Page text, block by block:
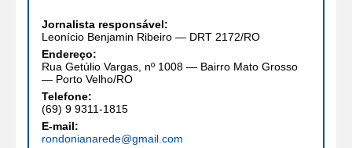
Jornalista responsável:
Leonício Benjamin Ribeiro — DRT 2172/RO
Endereço:
Rua Getúlio Vargas, nº 1008 — Bairro Mato Grosso
— Porto Velho/RO
Telefone:
(69) 9 9311-1815
E-mail:
rondonianarede@gmail.com